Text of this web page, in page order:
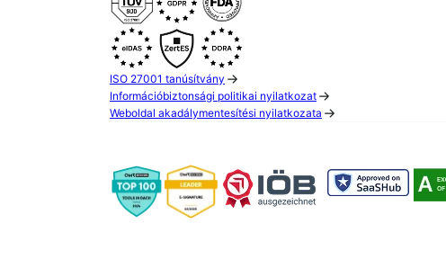
ISO 27001 tanúsítvány
Információbiztonsági politikai nyilatkozat
Weboldal akadálymentesítési nyilatkozata